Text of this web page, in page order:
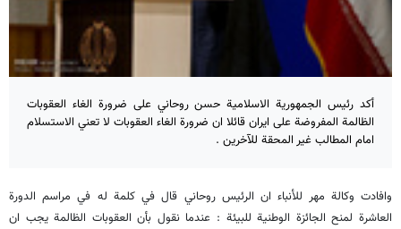
أكد رئيس الجمهورية الاسلامية حسن روحاني على ضرورة الغاء العقوبات
الظالمة المفروضة على ايران قائلا ان ضرورة الغاء العقوبات لا تعني الاستسلام
امام المطالب غير المحقة للآخرين .
وافادت وكالة مهر للأنباء ان الرئيس روحاني قال في كلمة له في مراسم الدورة
العاشرة لمنح الجائزة الوطنية للبيئة : عندما نقول بأن العقوبات الظالمة يجب ان